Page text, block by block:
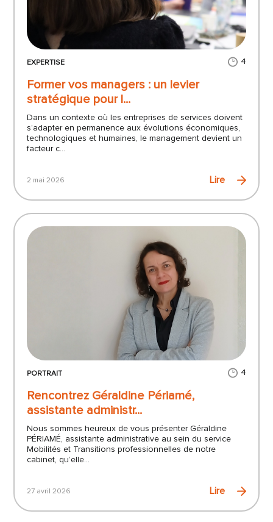
EXPERTISE 4
Former vos managers : un levier
stratégique pour l...
Dans un contexte où les entreprises de services doivent
s’adapter en permanence aux évolutions économiques,
technologiques et humaines, le management devient un
facteur c...
2 mai 2026 Lire
PORTRAIT 4
Rencontrez Géraldine Périamé,
assistante administr...
Nous sommes heureux de vous présenter Géraldine
PÉRIAMÉ, assistante administrative au sein du service
Mobilités et Transitions professionnelles de notre
cabinet, qu’elle...
27 avril 2026 Lire